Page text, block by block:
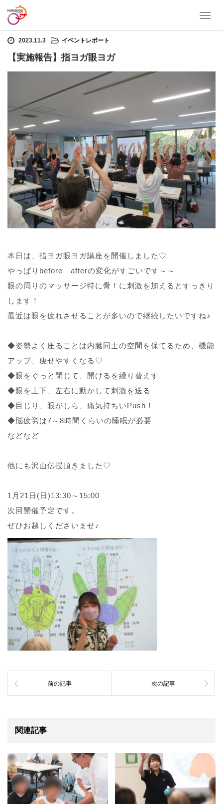
T
a
i
g
a
t
i
o
n
ホーム
2023.11.3 イベントレポート
【実施報告】指ヨガ眼ヨガ
本日は、指ヨガ眼ヨガ講座を開催しました♡
やっぱりbefore afterの変化がすごいです～～
眼の周りのマッサージ特に骨！に刺激を加えるとすっきり
します！
最近は眼を疲れさせることが多いので継続したいですね♪
◆姿勢よく座ることは内臓同士の空間を保てるため、機能
アップ、痩せやすくなる♡
◆眼をぐっと閉じて、開けるを繰り替えす
◆眼を上下、左右に動かして刺激を送る
◆目じり、眼がしら、痛気持ちいPush！
◆脳疲労は7～8時間くらいの睡眠が必要
などなど
他にも沢山伝授頂きました♡
1月21日(日)13:30～15:00
次回開催予定です。
ぜひお越しくださいませ♪
前の記事 次の記事
関連記事